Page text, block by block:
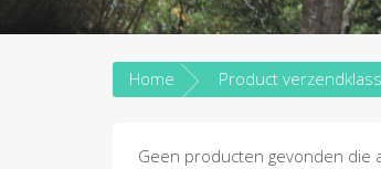
Home Product
Geen producten gevonden die